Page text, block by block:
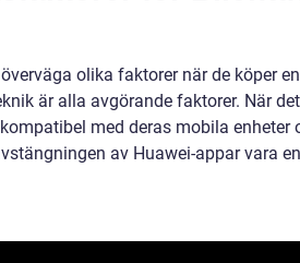
olika faktorer när de köper
är alla avgörande faktorer. När
med deras mobila enheter
av Huawei-appar vara